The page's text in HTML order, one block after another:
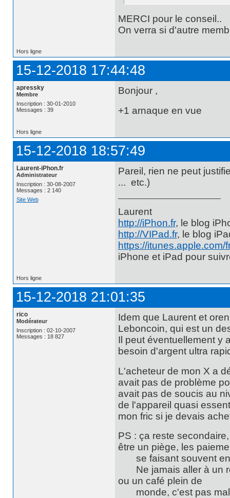
MERCI pour le conseil..
On verra si d'autre
Hors ligne
15-12-2018 17:44:48
apressky
Membre
Inscription : 30-01-2010
Messages : 39
Bonjour ,
+1 arnaque en vue
Hors ligne
15-12-2018 18:57:49
Laurent-iPhon.fr
Administrateur
Inscription : 30-08-2007
Messages : 2 140
Site Web
Pareil, rien ne peut
... etc.)
Laurent
http://iPhon.fr, le blog
http://VIPad.fr, le blog
https://
iPhone et iPad pour
Hors ligne
15-12-2018 21:01:35
rico
Modérateur
Inscription : 02-10-2007
Messages : 18 827
Idem que Laurent et
Leboncoin, qui est un
Il peut éventuellement y
besoin d'argent ultra
L'acheteur de mon X a
avait pas de problème
avait pas de soucis au
de l'appareil quasi
mon fric si je devais
PS : ça reste
être un piège, les
se faisant souvent en
Ne jamais aller à un
ou un café plein de
monde, c'est pas mal